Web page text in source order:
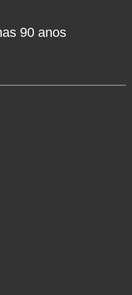
90 anos